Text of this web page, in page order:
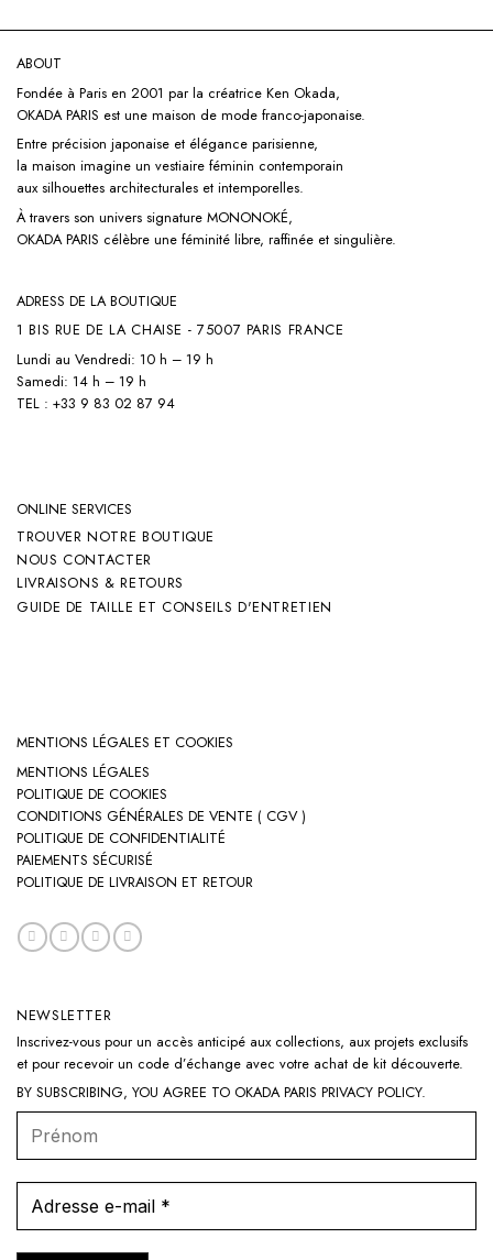
ABOUT
Fondée à Paris en 2001 par la créatrice Ken Okada,
OKADA PARIS est une maison de mode franco-japonaise.
Entre précision japonaise et élégance parisienne,
la maison imagine un vestiaire féminin contemporain
aux silhouettes architecturales et intemporelles.
À travers son univers signature MONONOKÉ,
OKADA PARIS célèbre une féminité libre, raffinée et singulière.
ADRESS DE LA BOUTIQUE
1 BIS RUE DE LA CHAISE - 75007 PARIS FRANCE
Lundi au Vendredi: 10 h – 19 h
Samedi: 14 h – 19 h
TEL : +33 9 83 02 87 94
ONLINE SERVICES
TROUVER NOTRE BOUTIQUE
NOUS CONTACTER
LIVRAISONS & RETOURS
GUIDE DE TAILLE ET CONSEILS D'ENTRETIEN
MENTIONS LÉGALES ET COOKIES
MENTIONS LÉGALES
POLITIQUE DE COOKIES
CONDITIONS GÉNÉRALES DE VENTE ( CGV )
POLITIQUE DE CONFIDENTIALITÉ
PAIEMENTS SÉCURISÉ
POLITIQUE DE LIVRAISON ET RETOUR
NEWSLETTER
Inscrivez-vous pour un accès anticipé aux collections, aux projets exclusifs
et pour recevoir un code d’échange avec votre achat de kit découverte.
BY SUBSCRIBING, YOU AGREE TO OKADA PARIS PRIVACY POLICY.